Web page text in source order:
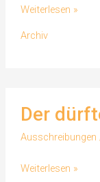
KuHi
Weiterlesen »
Archiv
Der
Ausschreibungen
Der
Weiterlesen »